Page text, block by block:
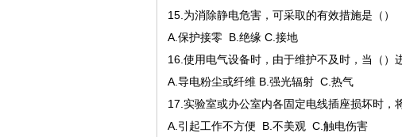
15.为消除静电危害，可采取的有效措施是（）
A.保护接零 B.绝缘 C.接地
16.使用电气设备时，由于维护不及时，当（）
A.导电粉尘或纤维 B.强光辐射 C.热气
17.实验室或办公室内各固定电线插座损坏时，
A.引起工作不方便 B.不美观 C.触电伤害